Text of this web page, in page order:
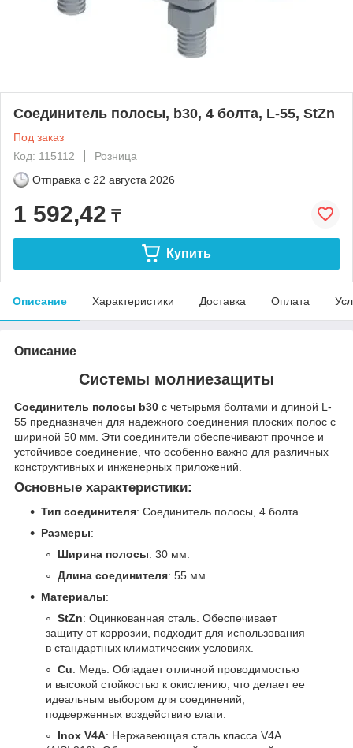
Соединитель полосы, b30, 4 болта, L-55, StZn
Под заказ
Код: 115112
Розница
Отправка с 22 августа 2026
1 592,42 ₸
Купить
Описание Характеристики Доставка Оплата
Описание
Системы молниезащиты
Соединитель полосы b30 с четырьмя болтами и длиной L-
55 предназначен для надежного соединения плоских полос с
шириной 50 мм. Эти соединители обеспечивают прочное и
устойчивое соединение, что особенно важно для различных
конструктивных и инженерных приложений.
Основные характеристики:
Тип соединителя: Соединитель полосы, 4 болта.
Размеры:
Ширина полосы: 30 мм.
Длина соединителя: 55 мм.
Материалы:
StZn: Оцинкованная сталь. Обеспечивает
защиту от коррозии, подходит для использования
в стандартных климатических условиях.
Cu: Медь. Обладает отличной проводимостью
и высокой стойкостью к окислению, что делает ее
идеальным выбором для соединений,
подверженных воздействию влаги.
Inox V4A: Нержавеющая сталь класса V4A